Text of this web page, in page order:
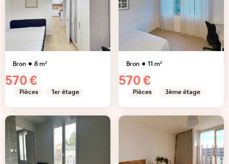
Bron 8m²
570 €
Pièces 1er étage
Bron 11 m²
570 €
Pièces 3ème étage